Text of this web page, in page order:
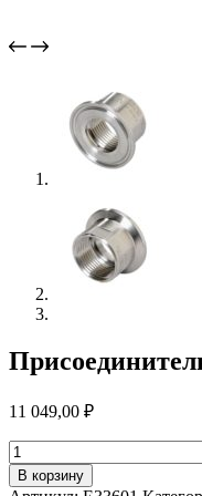
11 049,00 ₽
Количество
товара
Присоединительный
В корзину